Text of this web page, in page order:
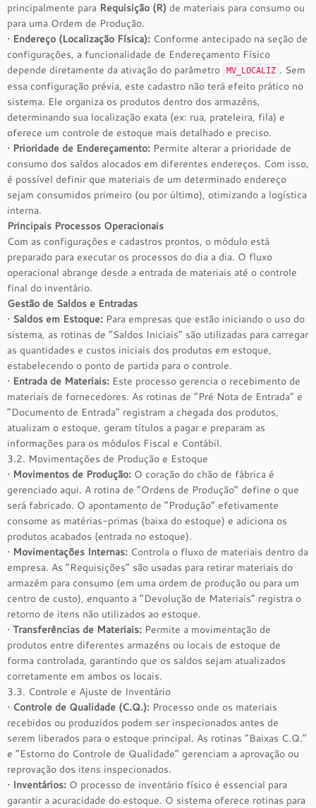
principalmente para Requisição (R) de materiais para consumo ou
para uma Ordem de Produção.
• Endereço (Localização Física): Conforme antecipado na seção de
configurações, a funcionalidade de Endereçamento Físico
depende diretamente da ativação do parâmetro
MV_LOCALIZ . Sem
essa configuração prévia, este cadastro não terá efeito prático no
sistema. Ele organiza os produtos dentro dos armazéns,
determinando sua localização exata (ex: rua, prateleira, fila) e
oferece um controle de estoque mais detalhado e preciso.
• Prioridade de Endereçamento: Permite alterar a prioridade de
consumo dos saldos alocados em diferentes endereços. Com isso,
é possível definir que materiais de um determinado endereço
sejam consumidos primeiro (ou por último), otimizando a logística
interna.
Principais Processos Operacionais
Com as configurações e cadastros prontos, o módulo está
preparado para executar os processos do dia a dia. O fluxo
operacional abrange desde a entrada de materiais até o controle
final do inventário.
Gestão de Saldos e Entradas
• Saldos em Estoque: Para empresas que estão iniciando o uso do
sistema, as rotinas de “Saldos Iniciais” são utilizadas para carregar
as quantidades e custos iniciais dos produtos em estoque,
estabelecendo o ponto de partida para o controle.
• Entrada de Materiais: Este processo gerencia o recebimento de
materiais de fornecedores. As rotinas de “Pré Nota de Entrada” e
“Documento de Entrada” registram a chegada dos produtos,
atualizam o estoque, geram títulos a pagar e preparam as
informações para os módulos Fiscal e Contábil.
3.2. Movimentações de Produção e Estoque
• Movimentos de Produção: O coração do chão de fábrica é
gerenciado aqui. A rotina de “Ordens de Produção” define o que
será fabricado. O apontamento de “Produção” efetivamente
consome as matérias-primas (baixa do estoque) e adiciona os
produtos acabados (entrada no estoque).
• Movimentações Internas: Controla o fluxo de materiais dentro da
empresa. As “Requisições” são usadas para retirar materiais do
armazém para consumo (em uma ordem de produção ou para um
centro de custo), enquanto a “Devolução de Materiais” registra o
retorno de itens não utilizados ao estoque.
• Transferências de Materiais: Permite a movimentação de
produtos entre diferentes armazéns ou locais de estoque de
forma controlada, garantindo que os saldos sejam atualizados
corretamente em ambos os locais.
3.3. Controle e Ajuste de Inventário
• Controle de Qualidade (C.Q.): Processo onde os materiais
recebidos ou produzidos podem ser inspecionados antes de
serem liberados para o estoque principal. As rotinas “Baixas C.Q.”
e “Estorno do Controle de Qualidade” gerenciam a aprovação ou
reprovação dos itens inspecionados.
• Inventários: O processo de inventário físico é essencial para
garantir a acuracidade do estoque. O sistema oferece rotinas para